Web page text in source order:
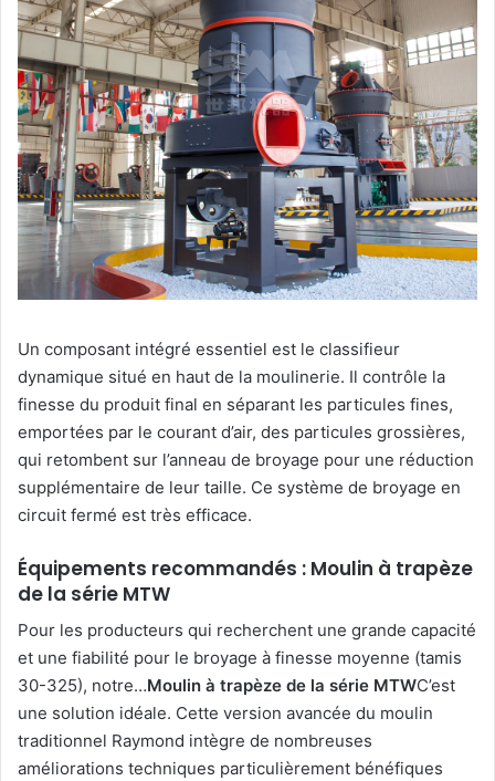
Un composant intégré essentiel est le classifieur
dynamique situé en haut de la moulinerie. Il contrôle la
finesse du produit final en séparant les particules fines,
emportées par le courant d’air, des particules grossières,
qui retombent sur l’anneau de broyage pour une réduction
supplémentaire de leur taille. Ce système de broyage en
circuit fermé est très efficace.
Équipements recommandés : Moulin à trapèze
de la série MTW
Pour les producteurs qui recherchent une grande capacité
et une fiabilité pour le broyage à finesse moyenne (tamis
30-325), notre…Moulin à trapèze de la série MTWC’est
une solution idéale. Cette version avancée du moulin
traditionnel Raymond intègre de nombreuses
améliorations techniques particulièrement bénéfiques